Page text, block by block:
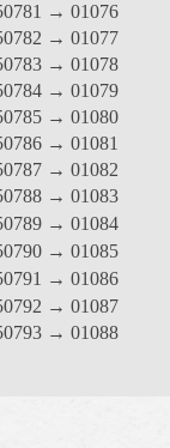
→ 01076
→ 01077
→ 01078
→ 01079
→ 01080
→ 01081
→ 01082
→ 01083
→ 01084
→ 01085
→ 01086
→ 01087
→ 01088